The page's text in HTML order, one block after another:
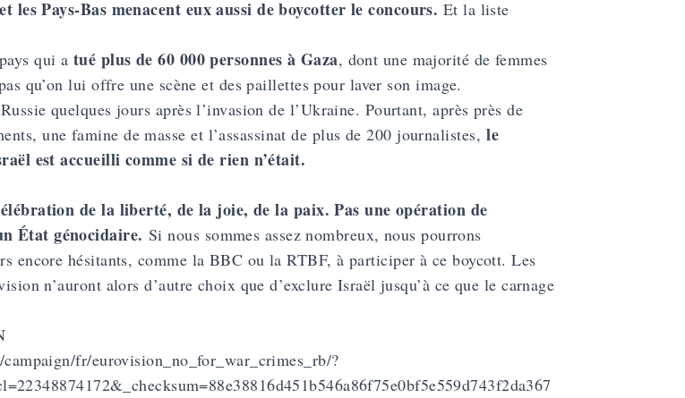
les Pays-Bas menacent eux aussi de boycotter le concours. Et la liste
qui a tué plus de 60 000 personnes à Gaza, dont une majorité de femmes
qu’on lui offre une scène et des paillettes pour laver son image.
quelques jours après l’invasion de l’Ukraine. Pourtant, après près de
une famine de masse et l’assassinat de plus de 200 journalistes, le
est accueilli comme si de rien n’était.
de la liberté, de la joie, de la paix. Pas une opération de
État génocidaire.Si nous sommes assez nombreux, nous pourrons
encore hésitants, comme la BBC ou la RTBF, à participer à ce boycott. Les
n’auront alors d’autre choix que d’exclure Israël jusqu’à ce que le carnage
fr/eurovision_no_for_war_crimes_rb/?